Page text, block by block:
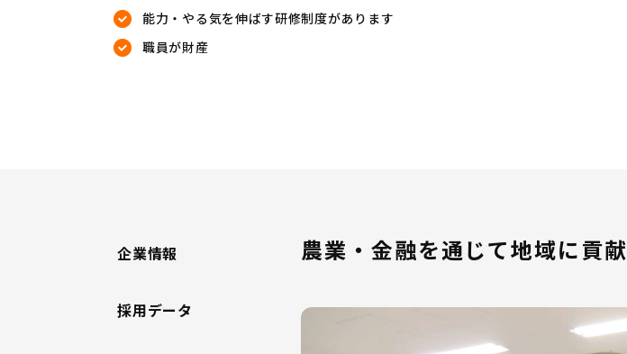
能力・やる気を伸ばす研修制度があります
職員が財産
企業情報
採用データ
農業・金融を通じて地域に貢献